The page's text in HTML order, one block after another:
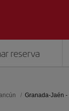
reserva
Granada-Jaén -